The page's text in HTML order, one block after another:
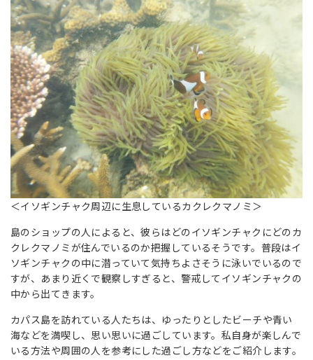
＜イソギンチャク周辺に生息しているカクレクマノミ＞
島のショップの人によると、彼らはどのイソギンチャクにどのカ
クレクマノミが住んでいるのか把握しているそうです。普段はイ
ソギンチャクの中に潜っていて気持ちよさそうに泳いでいるので
すが、あまり近くで観察しすぎると、警戒してイソギンチャクの
中から出てきます。
カパス島を訪れている人たちは、ゆったりとしたビーチや青い
海などを満喫し、思い思いに過ごしています。私自身が楽しんで
いる方法や周囲の人を参考にした過ごし方などをご紹介します。